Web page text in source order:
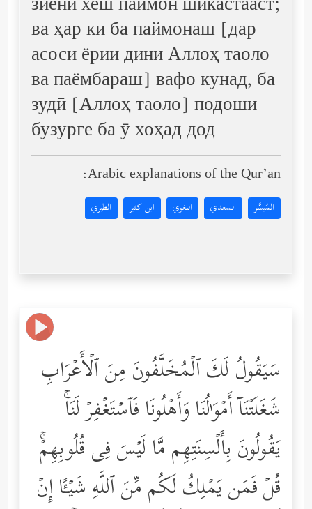
ва ҳар ки ба паймонаш [дар
асоси ёрии дини Аллоҳ таоло
ва паёмбараш] вафо кунад, ба
зудӣ [Аллоҳ таоло] подоши
бузурге ба ӯ хоҳад дод
Arabic explanations of the Qur’an:
المُيسَّر السعدي البغوي ابن كثير الطبري
سَیَقُولُ لَكَ ٱلۡمُخَلَّفُونَ مِنَ ٱلۡأَعۡرَابِ
شَغَلَتۡنَاۤ أَمۡوَ ٰ⁠لُنَا وَأَهۡلُونَا فَٱسۡتَغۡفِرۡ لَنَاۚ
یَقُولُونَ بِأَلۡسِنَتِهِم مَّا لَیۡسَ فِی قُلُوبِهِمۡۚ
قُلۡ فَمَن یَمۡلِكُ لَكُم مِّنَ ٱللَّهِ شَیۡـًٔا إِنۡ